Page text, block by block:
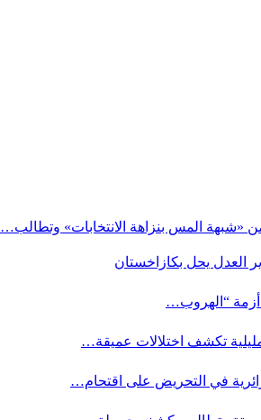
«شبهة المس بنزاهة الانتخابات» وتطالب…
العدل يحل بكازاخستان
“الهروب…
تكشف اختلالات عميقة…
في التحريض على اقتحام…